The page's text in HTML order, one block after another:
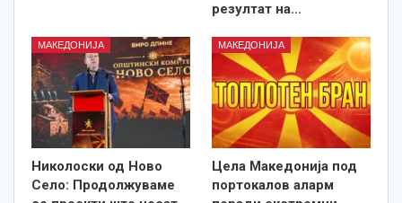
резултат на…
МАКЕДОНИЈА
Николоски од Ново
Село: Продолжуваме
МАКЕДОНИЈА
Цела Македонија под
портокалов аларм